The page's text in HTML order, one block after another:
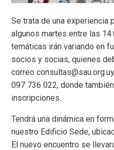
Se trata de una experiencia
algunos martes entre las
temáticas irán variando en
socios y socias, quienes
correo
097 736 022, donde
inscripciones.
Tendrá una dinámica en
nuestro Edificio Sede,
El nuevo encuentro se